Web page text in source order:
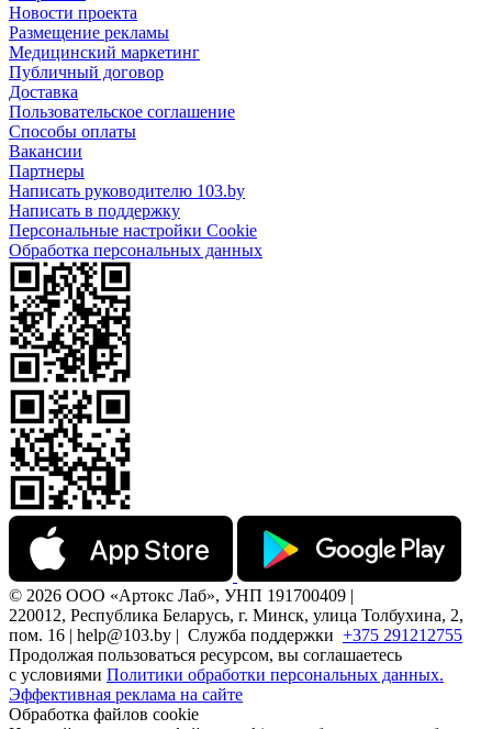
Новости проекта
Размещение рекламы
Медицинский маркетинг
Публичный договор
Доставка
Пользовательское соглашение
Способы оплаты
Вакансии
Партнеры
Написать руководителю 103.by
Написать в поддержку
Персональные настройки Cookie
Обработка персональных данных
© 2026 ООО «Артокс Лаб», УНП 191700409 |
220012, Республика Беларусь, г. Минск, улица Толбухина, 2,
пом. 16 | help@103.by | Служба поддержки +375 291212755
Продолжая пользоваться ресурсом, вы соглашаетесь
с условиями Политики обработки персональных данных.
Эффективная реклама на сайте
Обработка файлов cookie